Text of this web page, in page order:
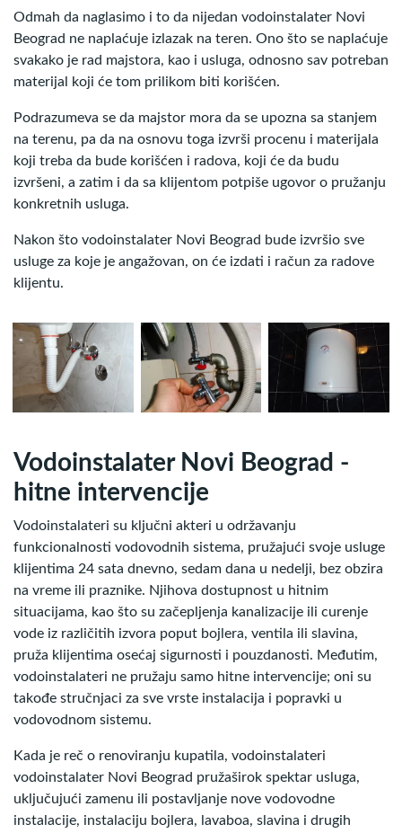
Odmah da naglasimo i to da nijedan vodoinstalater Novi
Beograd ne naplaćuje izlazak na teren. Ono što se naplaćuje
svakako je rad majstora, kao i usluga, odnosno sav potreban
materijal koji će tom prilikom biti korišćen.
Podrazumeva se da majstor mora da se upozna sa stanjem
na terenu, pa da na osnovu toga izvrši procenu i materijala
koji treba da bude korišćen i radova, koji će da budu
izvršeni, a zatim i da sa klijentom potpiše ugovor o pružanju
konkretnih usluga.
Nakon što vodoinstalater Novi Beograd bude izvršio sve
usluge za koje je angažovan, on će izdati i račun za radove
klijentu.
Vodoinstalater Novi Beograd -
hitne intervencije
Vodoinstalateri su ključni akteri u održavanju
funkcionalnosti vodovodnih sistema, pružajući svoje usluge
klijentima 24 sata dnevno, sedam dana u nedelji, bez obzira
na vreme ili praznike. Njihova dostupnost u hitnim
situacijama, kao što su začepljenja kanalizacije ili curenje
vode iz različitih izvora poput bojlera, ventila ili slavina,
pruža klijentima osećaj sigurnosti i pouzdanosti. Međutim,
vodoinstalateri ne pružaju samo hitne intervencije; oni su
takođe stručnjaci za sve vrste instalacija i popravki u
vodovodnom sistemu.
Kada je reč o renoviranju kupatila, vodoinstalateri
vodoinstalater Novi Beograd pružaširok spektar usluga,
uključujući zamenu ili postavljanje nove vodovodne
instalacije, instalaciju bojlera, lavaboa, slavina i drugih